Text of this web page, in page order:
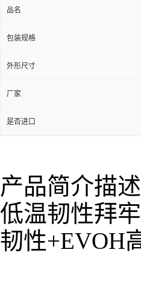
品名
包装规格
外形尺寸
厂家
是否进口
产品简介描
低温韧性拜
韧性+EVOH